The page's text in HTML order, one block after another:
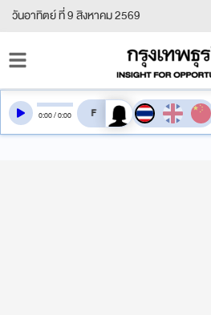
วันอาทิตย์ ที่ 9 สิงหาคม 2569
0:00/0:00 สลับเสียงอ่าน